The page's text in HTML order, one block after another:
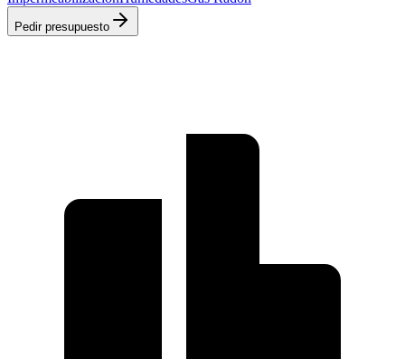
Pedir presupuesto